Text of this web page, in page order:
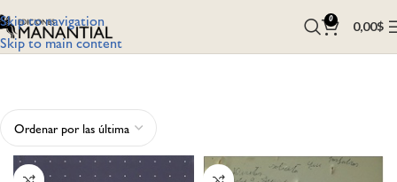
Skip to navigation
Skip to main content
0 0,00$